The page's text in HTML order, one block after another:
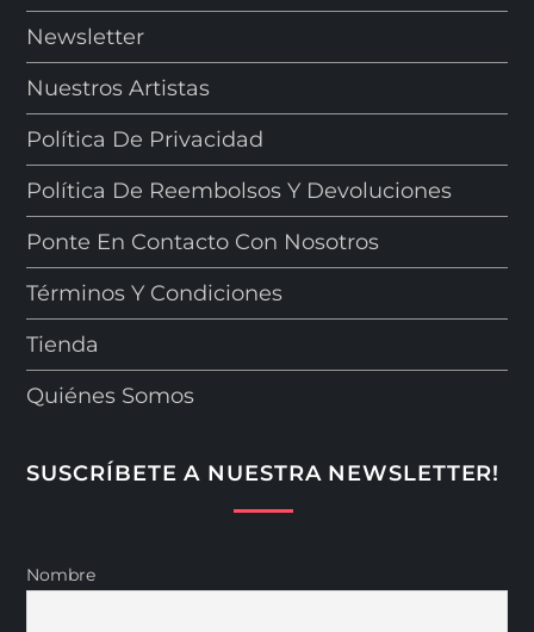
Newsletter
Nuestros Artistas
Política De Privacidad
Política De Reembolsos Y Devoluciones
Ponte En Contacto Con Nosotros
Términos Y Condiciones
Tienda
Quiénes Somos
SUSCRÍBETE A NUESTRA NEWSLETTER!
Nombre